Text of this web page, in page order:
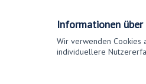
Informationen
Wir verwenden Cookies
individuellere